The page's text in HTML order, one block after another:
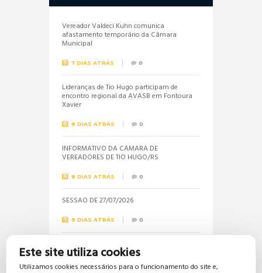
Vereador Valdeci Kuhn comunica
afastamento temporário da Câmara
Municipal
7 DIAS ATRÁS 0
Lideranças de Tio Hugo participam de
encontro regional da AVASB em Fontoura
Xavier
8 DIAS ATRÁS 0
INFORMATIVO DA CÂMARA DE
VEREADORES DE TIO HUGO/RS
8 DIAS ATRÁS 0
SESSÃO DE 27/07/2026
9 DIAS ATRÁS 0
Informações sobre a realização do próximo
concurso público são solicitadas pela
vereadora Jéssica
Este site utiliza cookies
Utilizamos cookies necessários para o funcionamento do site e,